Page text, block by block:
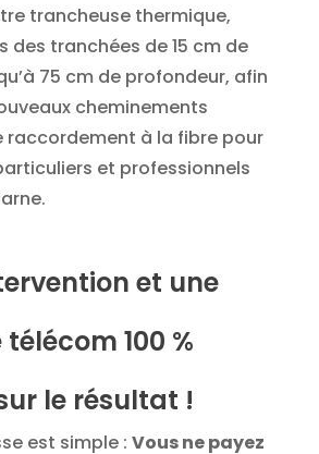
trancheuse thermique,
des tranchées de 15 cm de
75 cm de profondeur, afin
cheminements
à la fibre pour
et professionnels
et une
100 %
le résultat !
est simple : Vous ne payez